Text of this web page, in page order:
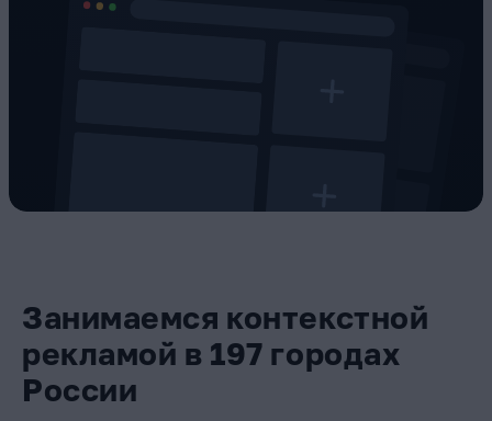
Занимаемся контекстной
рекламой в 197 городах
России